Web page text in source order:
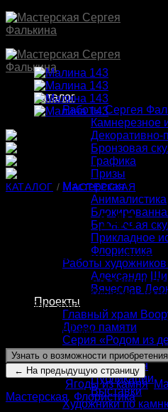
Skip
to
content
Каталог
Работы Сергея
Камнерезное
Декоративно-
Бронзовая
Графика
Призы
Мастерская
Анималистика
Бронзовая
Прикладное
Флористика
Работы
Александр
Вячеслав
Проекты
Главный храм
Древо памяти
Серия «Родом из
О нас
Сергей Фалькин
Публикации
Выставки
Художники по
КАТАЛОГ / МАСТЕРСКАЯ
Малина 143
Материалы:
яшма, нефрит,
Металл может быть
материалов: нейзильбер,
серебро, золото.
187 мм
Узнать о возможности приобретения
Ягоды из камня,
Мастерская, Флористика